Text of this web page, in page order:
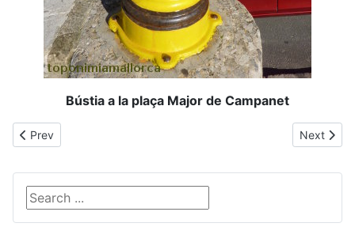
Bústia a la plaça Major de Campanet
Previous article: Corral Fals
Prev Next
Next
Search ...